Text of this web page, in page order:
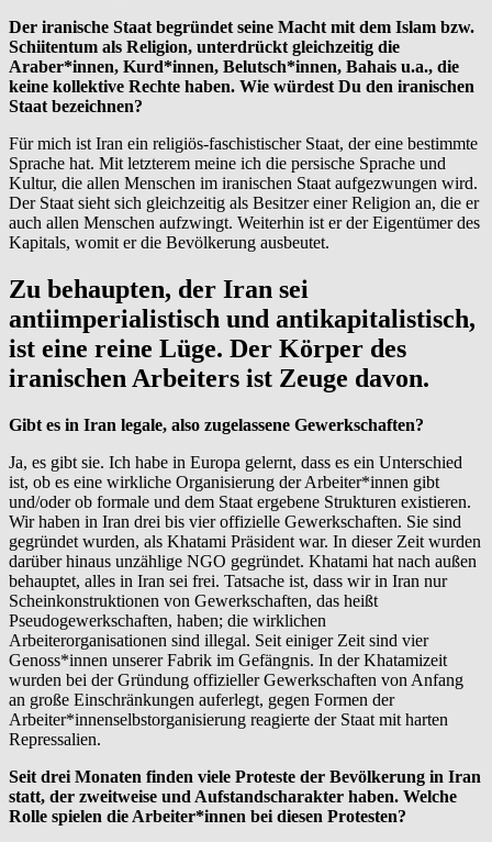
Der iranische Staat begründet seine Macht mit dem Islam bzw.
Schiitentum als Religion, unterdrückt gleichzeitig die
Araber*innen, Kurd*innen, Belutsch*innen, Bahais u.a., die
keine kollektive Rechte haben. Wie würdest Du den iranischen
Staat bezeichnen?
Für mich ist Iran ein religiös-faschistischer Staat, der eine bestimmte
Sprache hat. Mit letzterem meine ich die persische Sprache und
Kultur, die allen Menschen im iranischen Staat aufgezwungen wird.
Der Staat sieht sich gleichzeitig als Besitzer einer Religion an, die er
auch allen Menschen aufzwingt. Weiterhin ist er der Eigentümer des
Kapitals, womit er die Bevölkerung ausbeutet.
Zu behaupten, der Iran sei
antiimperialistisch und antikapitalistisch,
ist eine reine Lüge. Der Körper des
iranischen Arbeiters ist Zeuge davon.
Gibt es in Iran legale, also zugelassene Gewerkschaften?
Ja, es gibt sie. Ich habe in Europa gelernt, dass es ein Unterschied
ist, ob es eine wirkliche Organisierung der Arbeiter*innen gibt
und/oder ob formale und dem Staat ergebene Strukturen existieren.
Wir haben in Iran drei bis vier offizielle Gewerkschaften. Sie sind
gegründet wurden, als Khatami Präsident war. In dieser Zeit wurden
darüber hinaus unzählige NGO gegründet. Khatami hat nach außen
behauptet, alles in Iran sei frei. Tatsache ist, dass wir in Iran nur
Scheinkonstruktionen von Gewerkschaften, das heißt
Pseudogewerkschaften, haben; die wirklichen
Arbeiterorganisationen sind illegal. Seit einiger Zeit sind vier
Genoss*innen unserer Fabrik im Gefängnis. In der Khatamizeit
wurden bei der Gründung offizieller Gewerkschaften von Anfang
an große Einschränkungen auferlegt, gegen Formen der
Arbeiter*innenselbstorganisierung reagierte der Staat mit harten
Repressalien.
Seit drei Monaten finden viele Proteste der Bevölkerung in Iran
statt, der zweitweise und Aufstandscharakter haben. Welche
Rolle spielen die Arbeiter*innen bei diesen Protesten?